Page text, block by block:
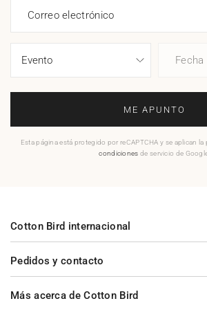
Correo electrónico
Fecha
ME APUNTO
Esta página está protegido por reCAPTCHA y se aplican
condiciones de servicio de
Pedidos y contacto
Más acerca de Cotton Bird
Cotton Bird internacional